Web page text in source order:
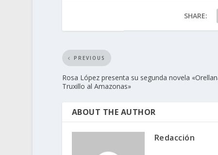
SHARE:
PREVIOUS
Rosa López presenta su segunda novela
Truxillo al Amazonas»
ABOUT THE AUTHOR
Redacción